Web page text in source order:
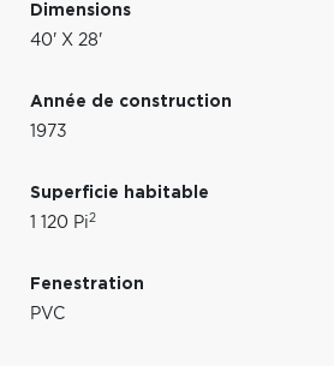
Dimensions
40' X 28'
Année de construction
1973
Superficie habitable
1 120 Pi2
Fenestration
PVC